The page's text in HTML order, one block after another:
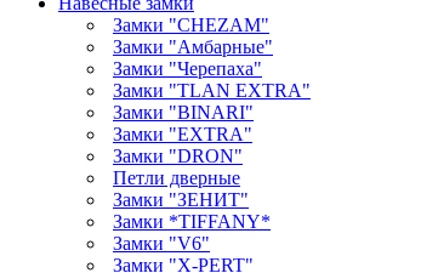
Замки "CHEZAM"
Замки "Амбарные"
Замки "Черепаха"
Замки "TLAN EXTRA"
Замки "BINARI"
Замки "EXTRA"
Замки "DRON"
Петли дверные
Замки "ЗЕНИТ"
Замки *TIFFANY*
Замки "V6"
Замки "X-PERT"